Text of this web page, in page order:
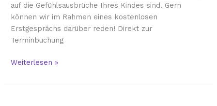
auf die Gefühlsausbrüche Ihres Kindes sind. Gern
können wir im Rahmen eines kostenlosen
Erstgesprächs darüber reden! Direkt zur
Terminbuchung
Weiterlesen »